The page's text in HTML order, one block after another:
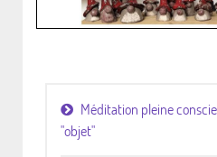
Méditation pleine
"objet"